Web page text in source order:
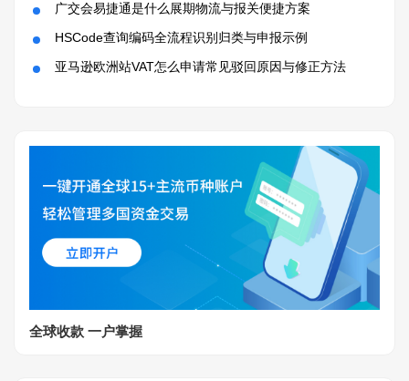
广交会易捷通是什么展期物流与报关便捷方案
HSCode查询编码全流程识别归类与申报示例
亚马逊欧洲站VAT怎么申请常见驳回原因与修正方法
全球收款 一户掌握